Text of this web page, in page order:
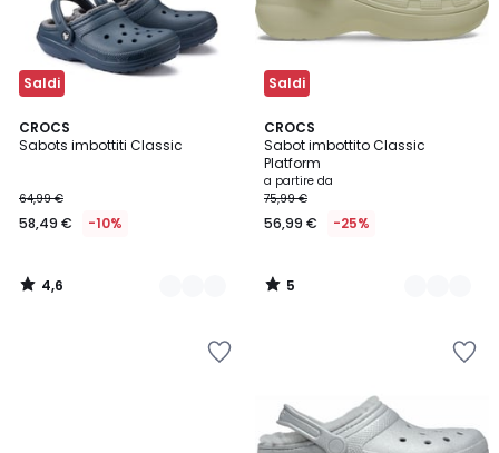
Saldi
CROCS
Sabots imbottiti Classic
64,99 €
58,49 € -10%
4,6
/ 5
3
Colori
4,6
/
Saldi
CROCS
Sabot imbottito Classic
Platform
a partire da
75,99 €
56,99 € -25%
5
/
5
3
Colori
5
/